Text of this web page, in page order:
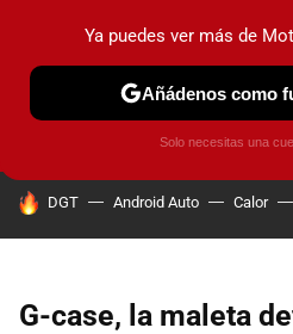
PRUEBAS COCHES
HOY SE HABLA DE
DGT Android Auto Calor
G-case, la maleta
Ya puedes ver más de
Añádenos como
Solo necesitas una